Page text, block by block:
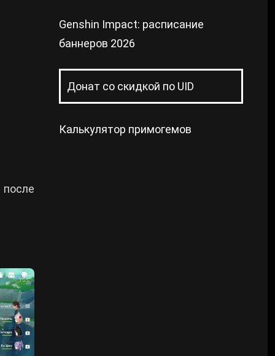
после
Genshin Impact: расписание
баннеров 2026
Донат со скидкой по UID
Калькулятор примогемов